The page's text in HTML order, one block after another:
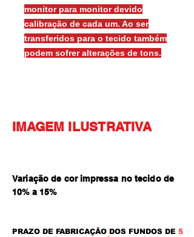
monitor para monitor devido
calibração de cada um. Ao ser
transferidos para o tecido também
podem sofrer alterações de tons.
IMAGEM ILUSTRATIVA
Variação de cor impressa no tecido de
10% a 15%
PRAZO DE FABRICAÇÃO DOS FUNDOS DE 5